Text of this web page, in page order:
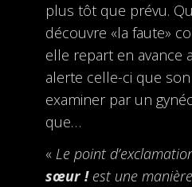
plus tôt que prévu.
découvre «la faute»
elle repart en avance
alerte celle-ci que
examiner par un
que…
« Le point
sœur !est une